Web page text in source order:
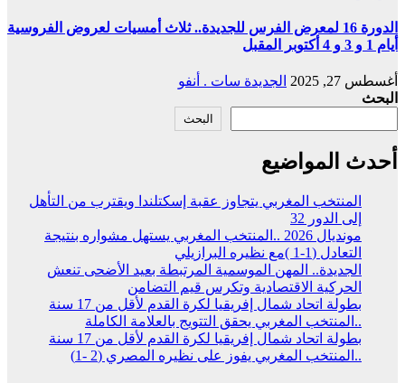
الدورة 16 لمعرض الفرس للجديدة.. ثلاث أمسيات لعروض اﻟﻔﺮوﺳﻴﺔ
أيام 1 و 3 و 4 أكتوبر المقبل
أغسطس 27, 2025
الجديدة سات . أنفو
البحث
البحث
أحدث المواضيع
المنتخب المغربي يتجاوز عقبة إسكتلندا ويقترب من التأهل
إلى الدور 32
مونديال 2026 ..المنتخب المغربي يستهل مشواره بنتيجة
التعادل (1-1 )مع نظيره البرازيلي
الجديدة.. المهن الموسمية المرتبطة بعيد الأضحى تنعش
الحركية الاقتصادية وتكرس قيم التضامن
بطولة اتحاد شمال إفريقيا لكرة القدم لأقل من 17 سنة
..المنتخب المغربي يحقق التتويج بالعلامة الكاملة
بطولة اتحاد شمال إفريقيا لكرة القدم لأقل من 17 سنة
..المنتخب المغربي يفوز على نظيره المصري (2 -1)